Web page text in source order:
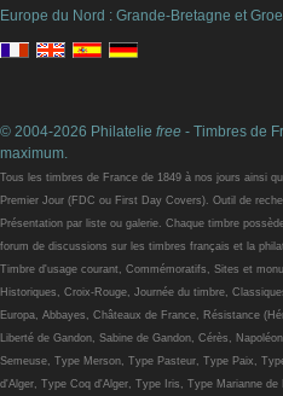
Europe du Nord : Grande-Bretagne et
© 2004-2026 Philatelie free - Timbres de
maximum.
Tous les timbres de France de 1849 à nos jours ainsi
Premier Jour (FDC ou First Day Covers). Outil de
Présentation par liste ou galerie. Chaque timbre
forum de discussions sur les timbres français et la
Timbre d'usage courant, Commémoratifs, Sites et
Historiques, Croix-Rouge, Journée du timbre,
Europa, Abbayes, Châteaux de France, Résistance
Liberté de Gandon, Sabine de Gandon, Cérès,
Semeuse, Type Merson, Type Pasteur, Type Paix,
d'Alger, Type Coq d'Alger, Type Iris, Type Marianne